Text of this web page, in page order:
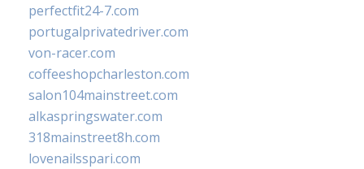
perfectfit24-7.com
portugalprivatedriver.com
von-racer.com
coffeeshopcharleston.com
salon104mainstreet.com
alkaspringswater.com
318mainstreet8h.com
lovenailsspari.com